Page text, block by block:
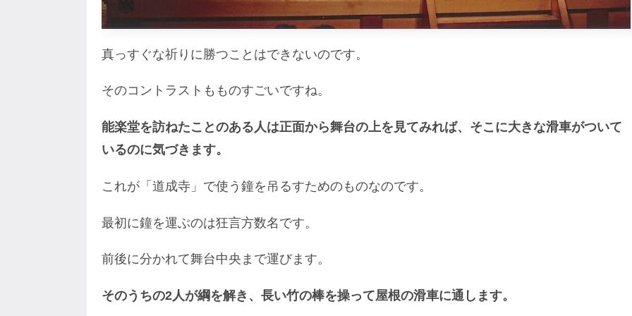
真っすぐな祈りに勝つことはできないのです。
そのコントラストもものすごいですね。
能楽堂を訪ねたことのある人は正面から舞台の上を見てみれば、そこに大きな滑車がついて
いるのに気づきます。
これが「道成寺」で使う鐘を吊るすためのものなのです。
最初に鐘を運ぶのは狂言方数名です。
前後に分かれて舞台中央まで運びます。
そのうちの2人が綱を解き、長い竹の棒を操って屋根の滑車に通します。